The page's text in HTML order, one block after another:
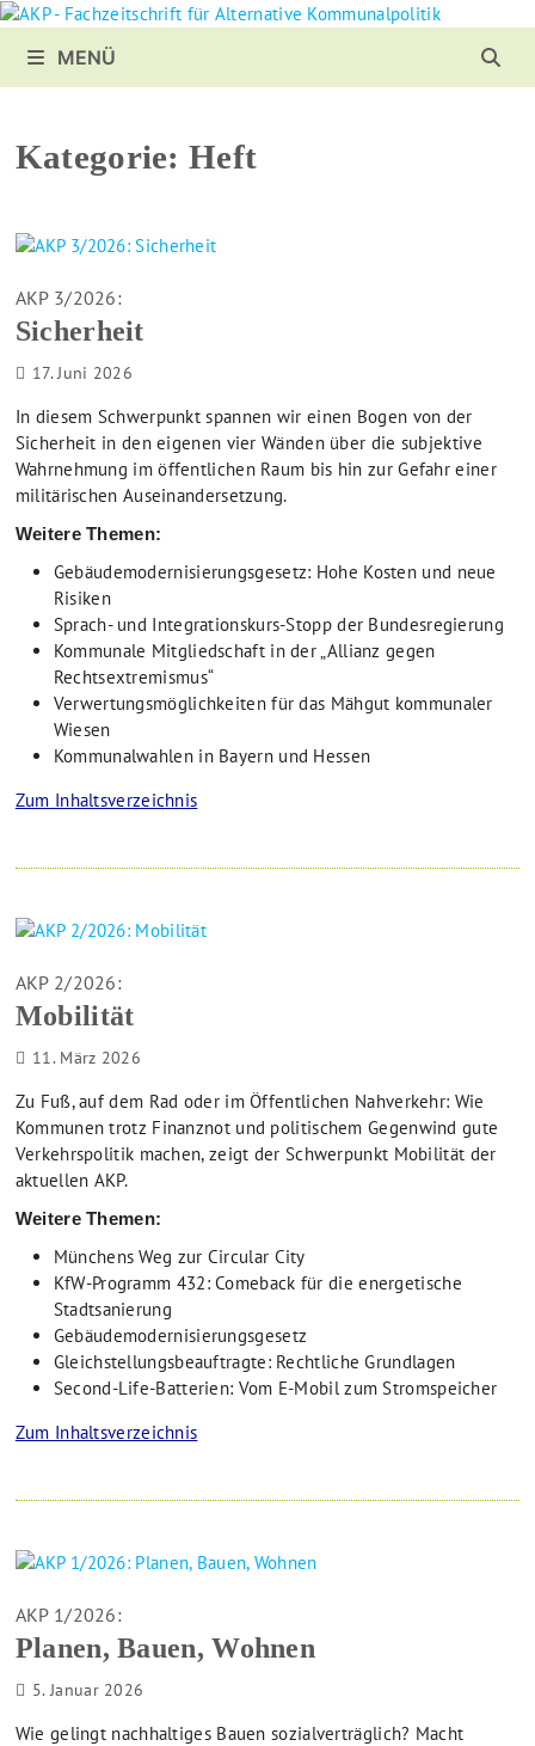
Zurück
Inhalt
MENÜ
Kategorie:Heft
AKP 3/2026:
Sicherheit
17. Juni 2026
In diesem Schwerpunkt spannen wir einen Bogen von der
Sicherheit in den eigenen vier Wänden über die subjektive
Wahrnehmung im öffentlichen Raum bis hin zur Gefahr einer
militärischen Auseinandersetzung.
Weitere Themen:
Gebäudemodernisierungsgesetz: Hohe Kosten und neue
Risiken
Sprach- und Integrationskurs-Stopp der Bundesregierung
Kommunale Mitgliedschaft in der „Allianz gegen
Rechtsextremismus“
Verwertungsmöglichkeiten für das Mähgut kommunaler
Wiesen
Kommunalwahlen in Bayern und Hessen
Zum Inhaltsverzeichnis
AKP 2/2026:
Mobilität
11. März 2026
Zu Fuß, auf dem Rad oder im Öffentlichen Nahverkehr: Wie
Kommunen trotz Finanznot und politischem Gegenwind gute
Verkehrspolitik machen, zeigt der Schwerpunkt Mobilität der
aktuellen AKP.
Weitere Themen:
Münchens Weg zur Circular City
KfW-Programm 432: Comeback für die energetische
Stadtsanierung
Gebäudemodernisierungsgesetz
Gleichstellungsbeauftragte: Rechtliche Grundlagen
Second-Life-Batterien: Vom E-Mobil zum Stromspeicher
Zum Inhaltsverzeichnis
AKP 1/2026:
Planen, Bauen, Wohnen
5. Januar 2026
Wie gelingt nachhaltiges Bauen sozialverträglich? Macht